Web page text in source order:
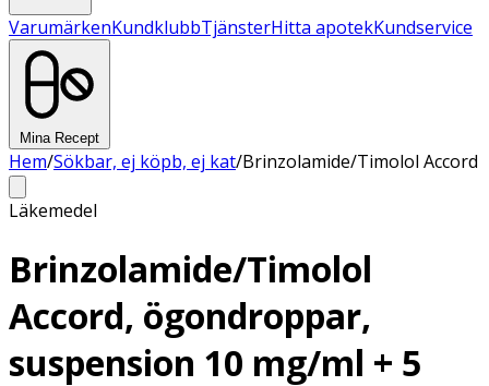
VarumärkenKundklubbTjänsterHitta apotekKundservice
Mina Recept
Hem/Sökbar, ej köpb, ej kat/Brinzolamide/Timolol Accord
Läkemedel
Brinzolamide/Timolol
Accord, ögondroppar,
suspension 10 mg/ml + 5